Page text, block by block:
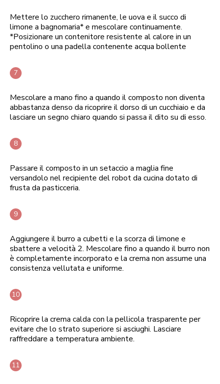
Mettere lo zucchero rimanente, le uova e il succo di
limone a bagnomaria* e mescolare continuamente.
*Posizionare un contenitore resistente al calore in un
pentolino o una padella contenente acqua bollente
Mescolare a mano fino a quando il composto non diventa
abbastanza denso da ricoprire il dorso di un cucchiaio e da
lasciare un segno chiaro quando si passa il dito su di esso.
Passare il composto in un setaccio a maglia fine
versandolo nel recipiente del robot da cucina dotato di
frusta da pasticceria.
Aggiungere il burro a cubetti e la scorza di limone e
sbattere a velocità 2. Mescolare fino a quando il burro non
è completamente incorporato e la crema non assume una
consistenza vellutata e uniforme.
Ricoprire la crema calda con la pellicola trasparente per
evitare che lo strato superiore si asciughi. Lasciare
raffreddare a temperatura ambiente.